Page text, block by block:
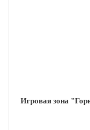
Игровая зона